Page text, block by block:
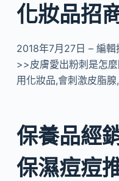
化妝品招
2018年7月27日 – 編
>>皮膚愛出粉刺是怎
用化妝品,會刺激皮脂
保養品經
保濕痘痘